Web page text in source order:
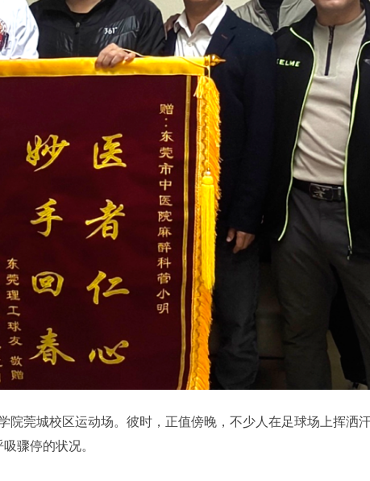
院莞城校区运动场。彼时，正值傍晚，不少人在足球场上挥洒
骤停的状况。